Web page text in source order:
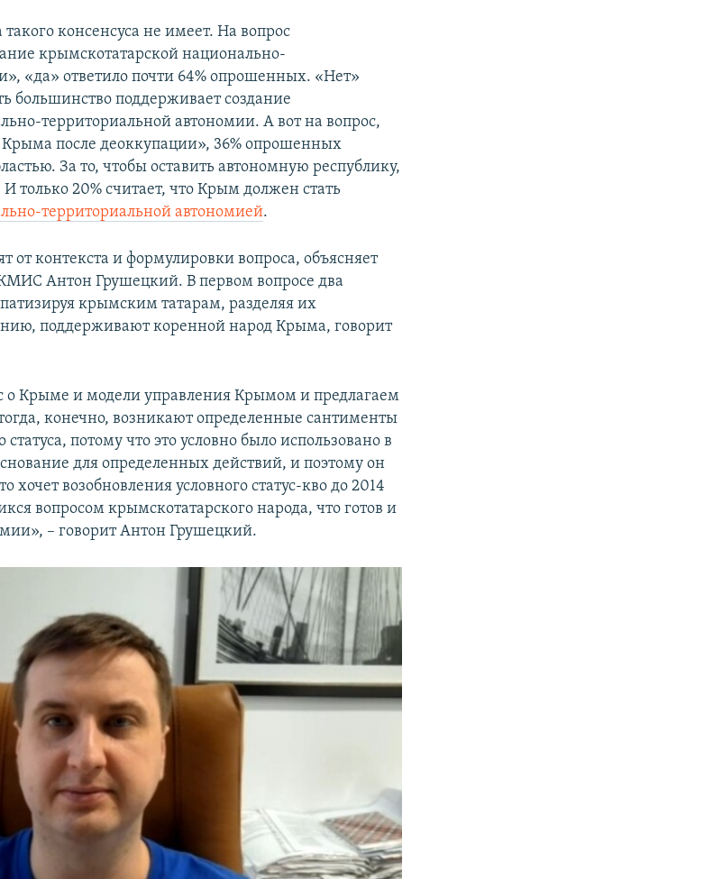
консенсуса не имеет. На вопрос
крымскотатарской национально-
«да» ответило почти 64% опрошенных. «Нет»
большинство поддерживает создание
территориальной автономии. А вот на вопрос,
после деоккупации», 36% опрошенных
За то, чтобы оставить автономную республику,
И только 20% считает, что Крым должен стать
территориальной автономией.
от контекста и формулировки вопроса, объясняет
Антон Грушецкий. В первом вопросе два
крымским татарам, разделяя их
поддерживают коренной народ Крыма, говорит
о Крыме и модели управления Крымом и предлагаем
конечно, возникают определенные сантименты
потому что это условно было использовано в
для определенных действий, и поэтому он
хочет возобновления условного статус-кво до 2014
вопросом крымскотатарского народа, что готов и
– говорит Антон Грушецкий.